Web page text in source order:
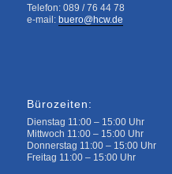
Telefon: 089 / 76 44 78
e-mail: buero@hcw.de
Bürozeiten:
Dienstag 11:00 – 15:00 Uhr
Mittwoch 11:00 – 15:00 Uhr
Donnerstag 11:00 – 15:00 Uhr
Freitag 11:00 – 15:00 Uhr